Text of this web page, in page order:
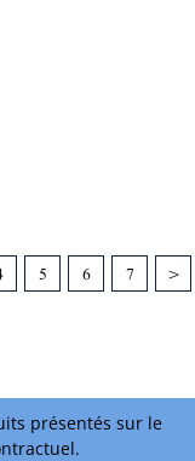
5 6 7 >
présentés sur le